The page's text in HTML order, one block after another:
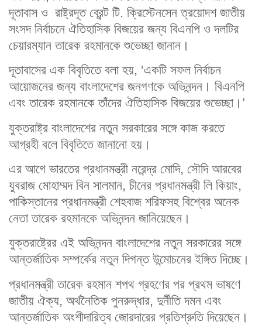
দূতাবাস ও রাষ্ট্রদূত ব্রেন্ট টি. ক্রিস্টেনসেন ত্রয়োদশ জাতীয়
সংসদ নির্বাচনে ঐতিহাসিক বিজয়ের জন্য বিএনপি ও দলটির
চেয়ারম্যান তারেক রহমানকে শুভেচ্ছা জানান।
দূতাবাসের এক বিবৃতিতে বলা হয়, ‘একটি সফল নির্বাচন
আয়োজনের জন্য বাংলাদেশের জনগণকে অভিনন্দন। বিএনপি
এবং তারেক রহমানকে তাঁদের ঐতিহাসিক বিজয়ের শুভেচ্ছা।’
যুক্তরাষ্ট্র বাংলাদেশের নতুন সরকারের সঙ্গে কাজ করতে
আগ্রহী বলে বিবৃতিতে জানানো হয়।
এর আগে ভারতের প্রধানমন্ত্রী নরেন্দ্র মোদি, সৌদি আরবের
যুবরাজ মোহাম্মদ বিন সালমান, চীনের প্রধানমন্ত্রী লি কিয়াং,
পাকিস্তানের প্রধানমন্ত্রী শেহবাজ শরিফসহ বিশ্বের অনেক
নেতা তারেক রহমানকে অভিনন্দন জানিয়েছেন।
যুক্তরাষ্ট্রের এই অভিনন্দন বাংলাদেশের নতুন সরকারের সঙ্গে
আন্তর্জাতিক সম্পর্কের নতুন দিগন্ত উন্মোচনের ইঙ্গিত দিচ্ছে।
প্রধানমন্ত্রী তারেক রহমান শপথ গ্রহণের পর প্রথম ভাষণে
জাতীয় ঐক্য, অর্থনৈতিক পুনরুদ্ধার, দুর্নীতি দমন এবং
আন্তর্জাতিক অংশীদারিত্ব জোরদারের প্রতিশ্রুতি দিয়েছেন।